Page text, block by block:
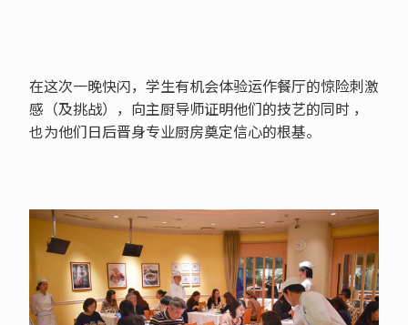
在这次一晚快闪，学生有机会体验运作餐厅的惊险刺激
感（及挑战），向主厨导师证明他们的技艺的同时 ，
也为他们日后晋身专业厨房奠定信心的根基。